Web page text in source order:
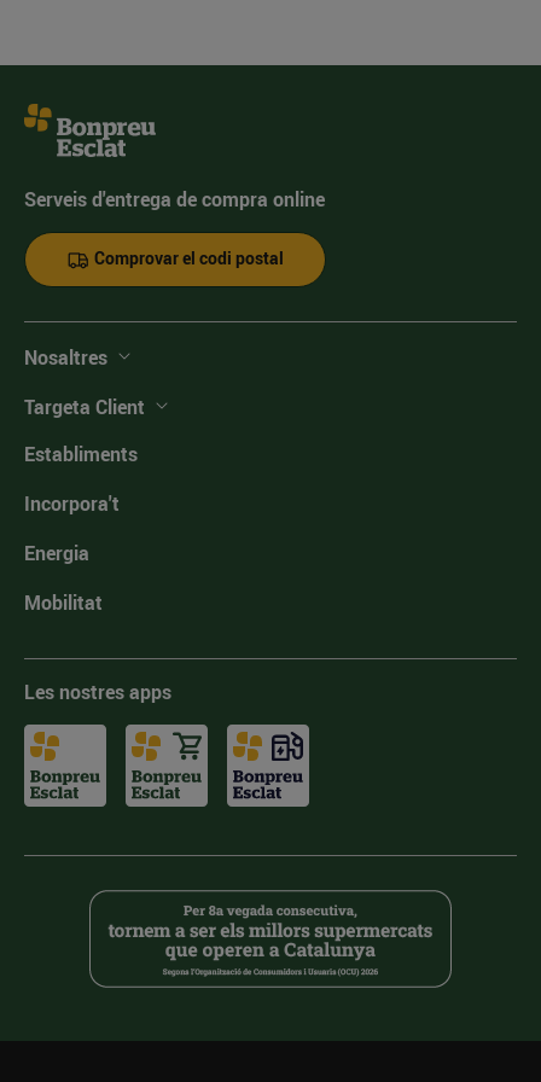
Serveis d'entrega de compra online
Comprovar el codi postal
Nosaltres
Targeta Client
Establiments
Incorpora't
Energia
Mobilitat
Les nostres apps